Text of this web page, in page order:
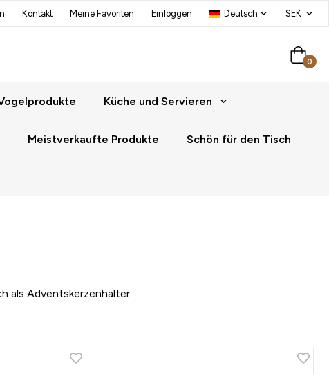
Kontakt Meine Favoriten Einloggen
0
Küche und Servieren
Meistverkaufte Produkte Schön für den Tisch
als Adventskerzenhalter.